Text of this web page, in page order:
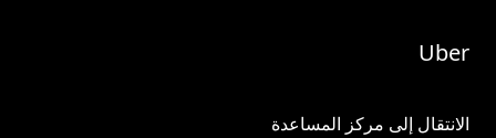
Uber
الانتقال إلى مركز المساعدة